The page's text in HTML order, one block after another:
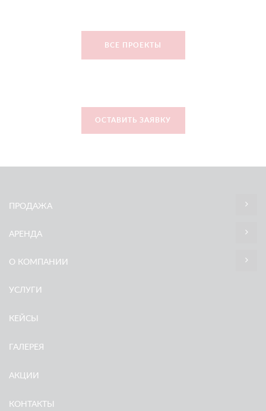
ВСЕ ПРОЕКТЫ
ОСТАВИТЬ ЗАЯВКУ
ПРОДАЖА
АРЕНДА
О КОМПАНИИ
УСЛУГИ
КЕЙСЫ
ГАЛЕРЕЯ
АКЦИИ
КОНТАКТЫ